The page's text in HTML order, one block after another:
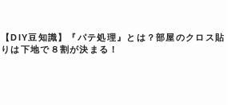
【DIY豆知識】『パテ処理』とは？部屋のクロス貼
りは下地で８割が決まる！